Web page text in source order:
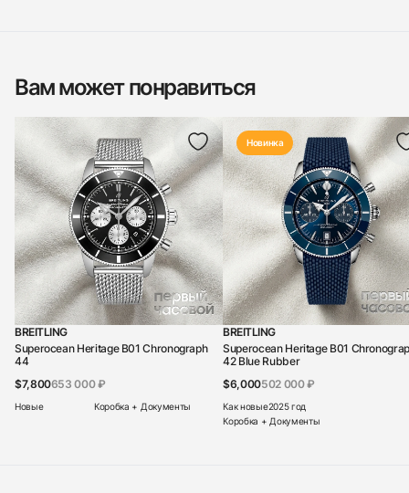
Вам может понравиться
BREITLING
Superocean Heritage B01 Chronograph
44
$7,800653 000 ₽
Новые Коробка + Документы
Новинка
BREITLING
Superocean Heritage B01
42 Blue Rubber
$6,000502 000 ₽
Как новые2025 год
Коробка + Документы